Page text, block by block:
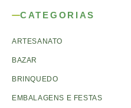
CATEGORIAS
ARTESANATO
BAZAR
BRINQUEDO
EMBALAGENS E FESTAS